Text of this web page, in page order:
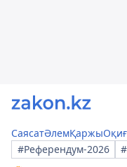
СаясатӘлемҚаржы
#Референдум-2026